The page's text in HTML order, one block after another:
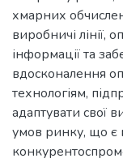
хмарних
виробничі лінії,
інформації та
вдосконалення
технологіям,
адаптувати свої
умов ринку, що є